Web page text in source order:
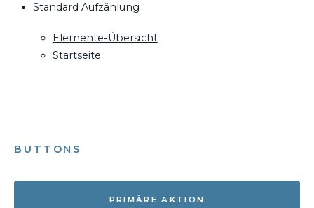
Standard Aufzählung
Elemente-Übersicht
Startseite
BUTTONS
PRIMÄRE AKTION